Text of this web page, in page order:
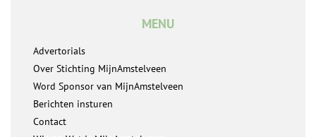
MENU
Advertorials
Over Stichting MijnAmstelveen
Word Sponsor van MijnAmstelveen
Berichten insturen
Contact